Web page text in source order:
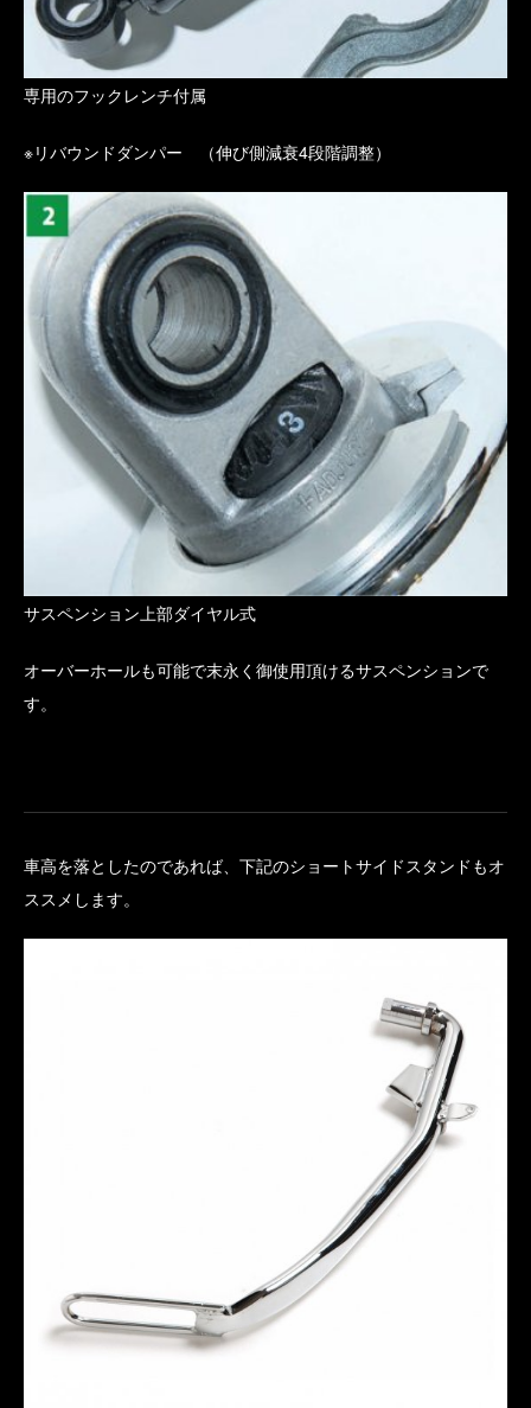
専用のフックレンチ付属
※リバウンドダンパー （伸び側減衰4段階調整）
サスペンション上部ダイヤル式
オーバーホールも可能で末永く御使用頂けるサスペンションで
す。
車高を落としたのであれば、下記のショートサイドスタンドもオ
ススメします。